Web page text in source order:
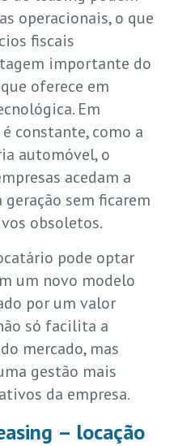
operacionais, o que
fiscais
importante do
oferece em
Em
constante, como a
automóvel, o
acedam a
sem ficarem
obsoletos.
pode optar
um novo modelo
por um valor
só facilita a
mercado, mas
gestão mais
da empresa.
– locação